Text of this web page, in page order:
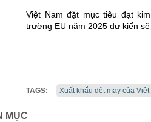
Việt Nam đặt mục tiêu đạt
trường EU năm 2025 dự kiến sẽ
TAGS: Xuất khẩu dệt may của
MỤC